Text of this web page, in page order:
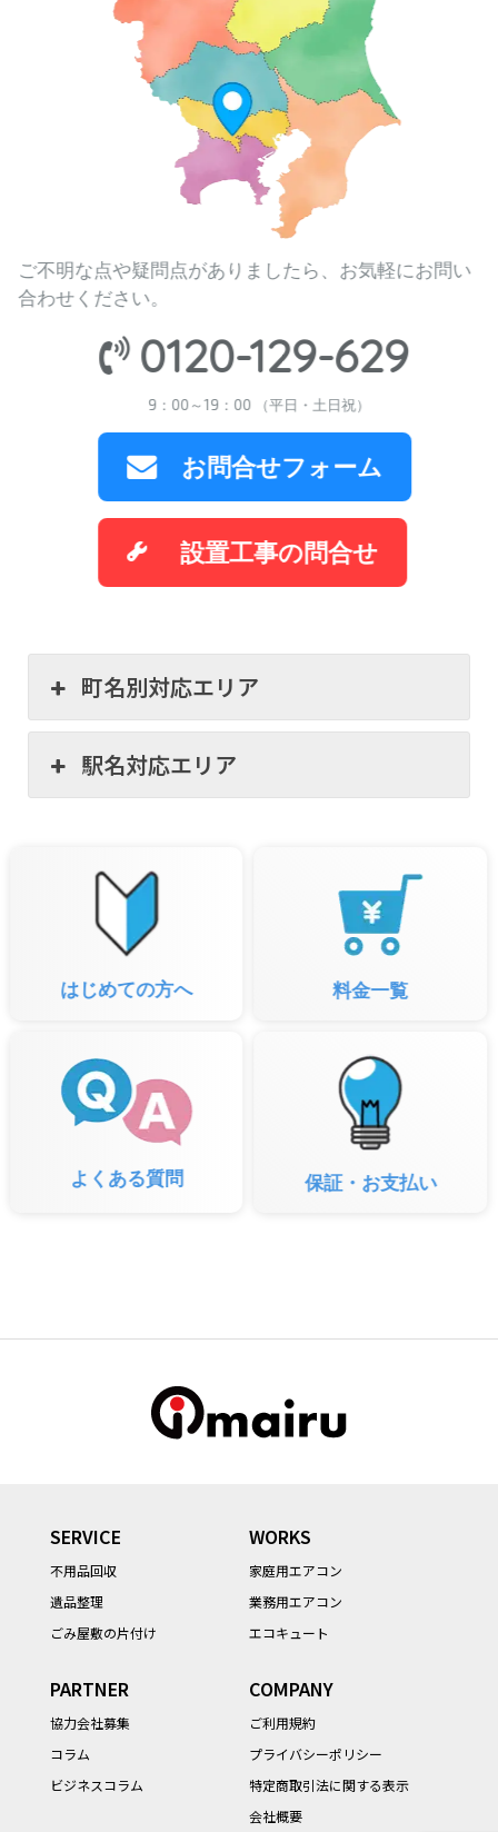
ご不明な点や疑問点がありましたら、お気軽にお問い
合わせください。
0120-129-629
9：00～19：00 （平日・土日祝）
お問合せフォーム
設置工事の問合せ
町名別対応エリア
駅名対応エリア
はじめての方へ 料金一覧
よくある質問 保証・お支払い
SERVICE
不用品回収
遺品整理
ごみ屋敷の片付け
WORKS
家庭用エアコン
業務用エアコン
エコキュート
PARTNER
協力会社募集
コラム
ビジネスコラム
COMPANY
ご利用規約
プライバシーポリシー
特定商取引法に関する表示
会社概要